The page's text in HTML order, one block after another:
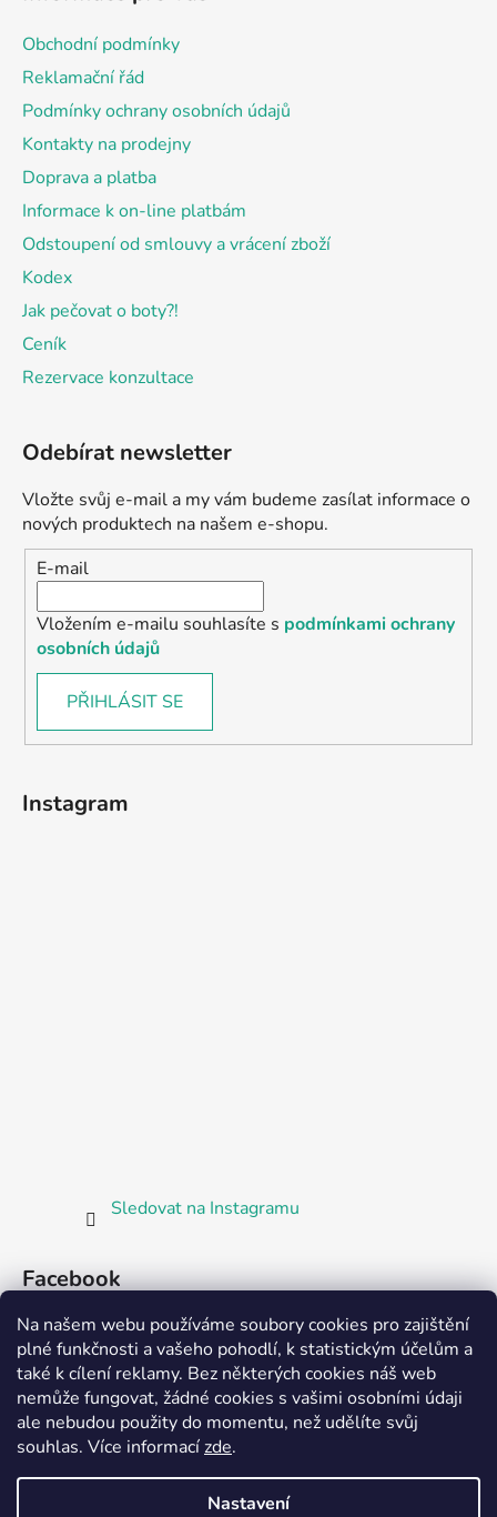
Na našem webu používáme soubory cookies pro zajištění
plné funkčnosti a vašeho pohodlí, k statistickým účelům a
také k cílení reklamy. Bez některých cookies náš web
nemůže fungovat, žádné cookies s vašimi osobními údaji
ale nebudou použity do momentu, než udělíte svůj
souhlas. Více informacízde.
Nastavení
Obchodní podmínky
Reklamační řád
Podmínky ochrany osobních údajů
Kontakty na prodejny
Doprava a platba
Informace k on-line platbám
Odstoupení od smlouvy a vrácení zboží
Kodex
Jak pečovat o boty?!
Ceník
Rezervace konzultace
Odebírat newsletter
Vložte svůj e-mail a my vám budeme zasílat informace o
nových produktech na našem e-shopu.
E-mail
Vložením e-mailu souhlasíte s podmínkami ochrany
osobních údajů
PŘIHLÁSIT SE
Instagram
Sledovat na Instagramu
Facebook
Partnerská prodejna Barefoot Plzeň